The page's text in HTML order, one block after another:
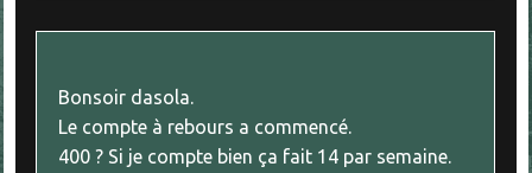
Bonsoir dasola.
Le compte à rebours a commencé.
400 ? Si je compte bien ça fait 14 par semaine.